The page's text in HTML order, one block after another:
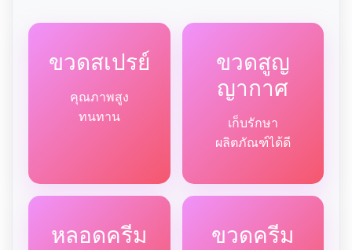
ขวดสเปรย์
คุณภาพสูง
ทนทาน
ขวดสูญ
ญากาศ
เก็บรักษา
ผลิตภัณฑ์ได้ดี
หลอดครีม ขวดครีม